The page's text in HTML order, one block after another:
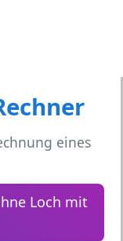
eines
Loch mit